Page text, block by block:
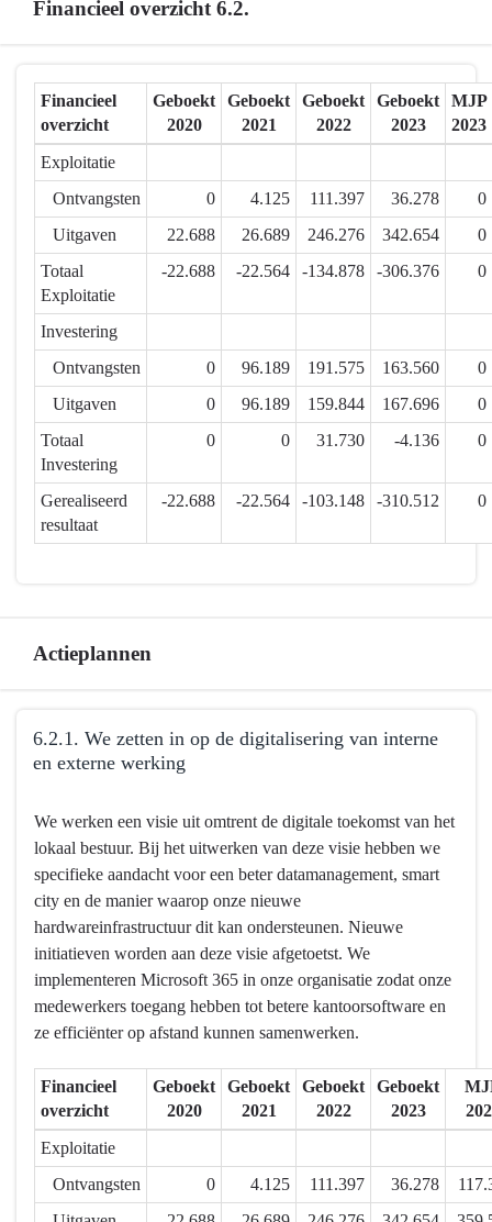
Samenvatting
Financieel overzicht 6.2.
navigatie
slimme
hulpverlening
toekomstgericht
Financieel
overzicht
Geboekt
2020
Geboekt
2021
Geboekt
2022
Geboekt
2023
MJP
2023
Exploitatie
Ontvangsten
0 4.125 111.397 36.278
0
Uitgaven
22.688 26.689 246.276 342.654
0
Totaal
Exploitatie
-22.688 -22.564 -134.878 -306.376 0
Investering
Ontvangsten
0 96.189 191.575 163.560
0
Uitgaven
0 96.189 159.844 167.696
0
Totaal
Investering
0 0 31.730 -4.136 0
Gerealiseerd
resultaat
-22.688 -22.564 -103.148 -310.512 0
Actieplannen
navigatie
Mortsel
slimme
Onze
dienst-
hulpverlening
toekomstgericht
6.2.1. We zetten in op de digitalisering van interne
en externe werking
naar
navigatie
6.2.
Mortsel
een
slimme
stad.
Onze
dienst-
hulpverlening
klant-
We werken een visie uit omtrent de digitale toekomst van het
lokaal bestuur. Bij het uitwerken van deze visie hebben we
specifieke aandacht voor een beter datamanagement, smart
city en de manier waarop onze nieuwe
hardwareinfrastructuur dit kan ondersteunen. Nieuwe
initiatieven worden aan deze visie afgetoetst. We
implementeren Microsoft 365 in onze organisatie zodat onze
medewerkers toegang hebben tot betere kantoorsoftware en
ze efficiënter op afstand kunnen samenwerken.
Financieel
overzicht
Geboekt
2020
Geboekt
2021
Geboekt
2022
Geboekt
2023
Exploitatie
Ontvangsten
0 4.125 111.397 36.278